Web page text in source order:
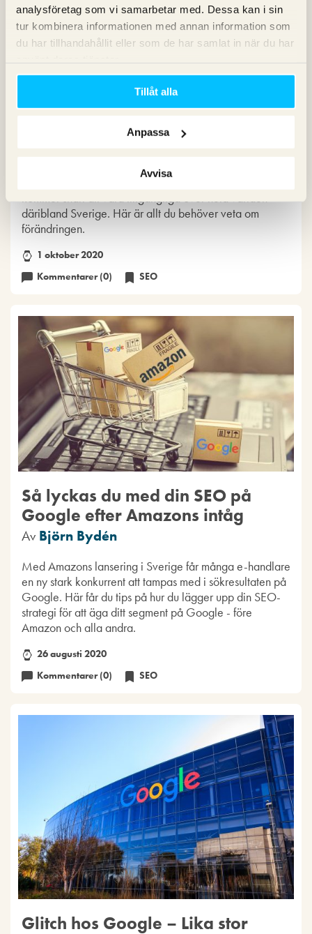
analysföretag som vi samarbetar med. Dessa kan i sin
tur kombinera informationen med annan information som
du har tillhandahållit eller som de har samlat in när du har
Tillåt alla
Anpassa
Avvisa
Gratis Google Shopping snart i
De organiska sökresultaten för Google Shopping
kommer snart att vara tillgängliga över hela världen -
däribland Sverige. Här är allt du behöver veta om
förändringen.
1 oktober 2020
Kommentarer (0)
SEO
Så lyckas du med din SEO på
Google efter Amazons intåg
Av Björn Bydén
Med Amazons lansering i Sverige får många e-handlare
en ny stark konkurrent att tampas med i sökresultaten på
Google. Här får du tips på hur du lägger upp din SEO-
strategi för att äga ditt segment på Google - före
Amazon och alla andra.
26 augusti 2020
Kommentarer (0)
SEO
Glitch hos Google – Lika stor